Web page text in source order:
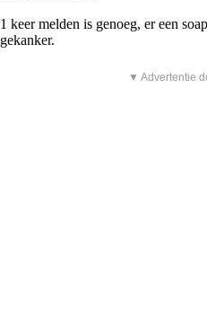
1 keer melden is genoeg, er een
gekanker.
▼ Advertentie